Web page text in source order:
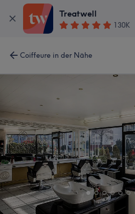
Treatwell
130K
Coiffeure in der Nähe